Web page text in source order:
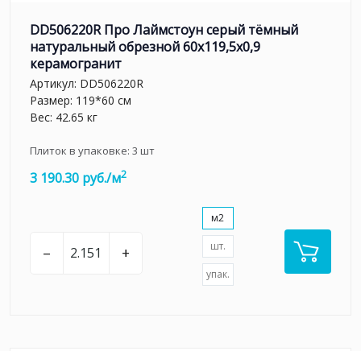
DD506220R Про Лаймстоун серый тёмный
натуральный обрезной 60х119,5x0,9
керамогранит
Артикул: DD506220R
Размер: 119*60 см
Вес: 42.65 кг
Плиток в упаковке: 3 шт
3 190.30 руб./м2
– +
м2
шт.
упак.